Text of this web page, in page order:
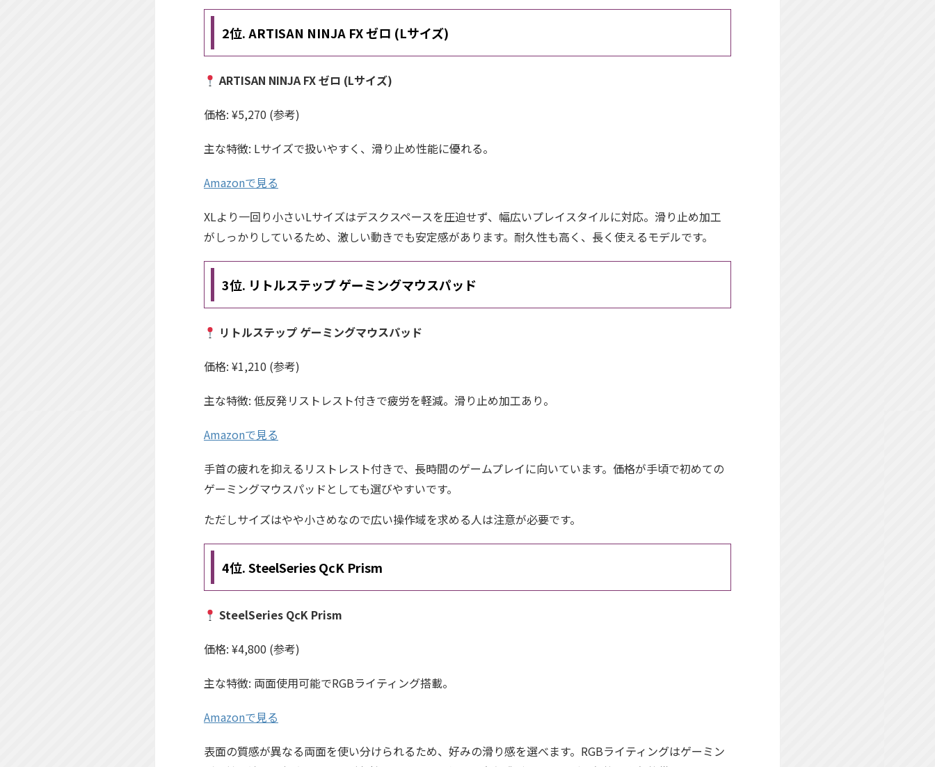
2位. ARTISAN NINJA FX ゼロ (Lサイズ)
ARTISAN NINJA FX ゼロ (Lサイズ)
価格: ¥5,270 (参考)
主な特徴: Lサイズで扱いやすく、滑り止め性能に優れる。
Amazonで見る
XLより一回り小さいLサイズはデスクスペースを圧迫せず、幅広いプレイスタイルに対応。滑り止め加工
がしっかりしているため、激しい動きでも安定感があります。耐久性も高く、長く使えるモデルです。
3位. リトルステップ ゲーミングマウスパッド
リトルステップ ゲーミングマウスパッド
価格: ¥1,210 (参考)
主な特徴: 低反発リストレスト付きで疲労を軽減。滑り止め加工あり。
Amazonで見る
手首の疲れを抑えるリストレスト付きで、長時間のゲームプレイに向いています。価格が手頃で初めての
ゲーミングマウスパッドとしても選びやすいです。
ただしサイズはやや小さめなので広い操作域を求める人は注意が必要です。
4位. SteelSeries QcK Prism
SteelSeries QcK Prism
価格: ¥4,800 (参考)
主な特徴: 両面使用可能でRGBライティング搭載。
Amazonで見る
表面の質感が異なる両面を使い分けられるため、好みの滑り感を選べます。RGBライティングはゲーミン